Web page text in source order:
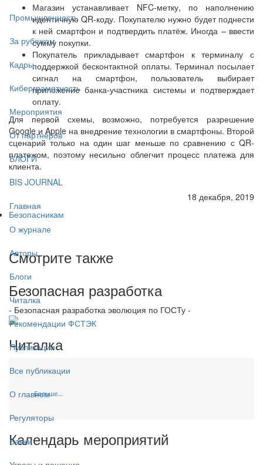
Промышленность
За рубежом
Кадры
Киберграмотность
Мероприятия
От партнёров
БЛОГИ
BIS JOURNAL
Главная
О журнале
Авторы
Блоги
Читалка
Рекомендации ФСТЭК
Публикации
Все публикации
О главном
Регуляторы
Банки
Магазин устанавливает NFC-метку, по наполнению
идентичную QR-коду. Покупателю нужно будет поднести
к ней смартфон и подтвердить платёж. Иногда – ввести
сумму покупки.
Покупатель прикладывает смартфон к терминалу с
поддержкой бесконтактной оплаты. Терминал посылает
сигнал на смартфон, пользователь выбирает
приложение банка-участника системы и подтверждает
оплату.
Для первой схемы, возможно, потребуется разрешение
Google и Apple на внедрение технологии в смартфоны. Второй
сценарий только на один шаг меньше по сравнению с QR-
платежом, поэтому несильно облегчит процесс платежа для
клиента.
18 декабря, 2019
Безопасникам
Смотрите также
Безопасная разработка
- Безопасная разработка эволюция по ГОСТу -
Читалка
Больше...
Календарь мероприятий